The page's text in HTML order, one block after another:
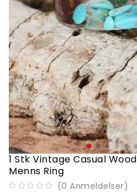
1 Stk Vintage Casual
Menns Ring
(0 Anmeldelser)